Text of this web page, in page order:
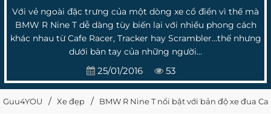
Với vẻ ngoài đặc trưng của một dòng xe cổ điển vì thế mà
BMW R Nine T dễ dàng tùy biến lại với nhiều phong cách
khác nhau từ Cafe Racer, Tracker hay Scrambler...thế nhưng
dưới bàn tay của những người...
25/01/2016 53
Guu4YOU Xe đẹp BMW R Nine T nổi bật với bản độ xe đua